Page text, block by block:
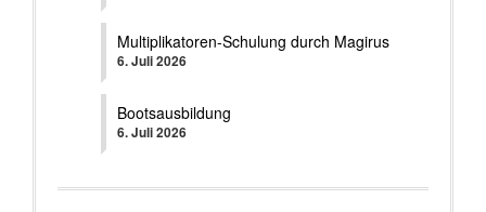
Multiplikatoren-Schulung durch Magirus
6. Juli 2026
Bootsausbildung
6. Juli 2026